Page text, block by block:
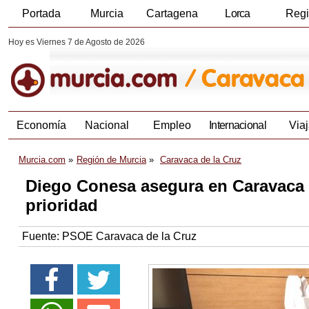
Portada Murcia Cartagena Lorca
Hoy es Viernes 7 de Agosto de 2026
Economía Nacional Empleo Internacional
Murcia.com Región de Murcia Caravaca de la Cruz
Diego Conesa asegura en
prioridad
Fuente: PSOE Caravaca de la Cruz